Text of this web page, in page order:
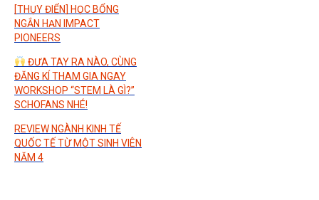
[THỤY ĐIỂN] HỌC BỔNG
NGẮN HẠN IMPACT
PIONEERS
ĐƯA TAY RA NÀO, CÙNG
ĐĂNG KÍ THAM GIA NGAY
WORKSHOP “STEM LÀ GÌ?”
SCHOFANS NHÉ!
REVIEW NGÀNH KINH TẾ
QUỐC TẾ TỪ MỘT SINH VIÊN
NĂM 4